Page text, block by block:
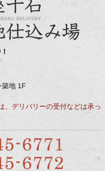
築地 1F
デリバリーの受付などは承っ